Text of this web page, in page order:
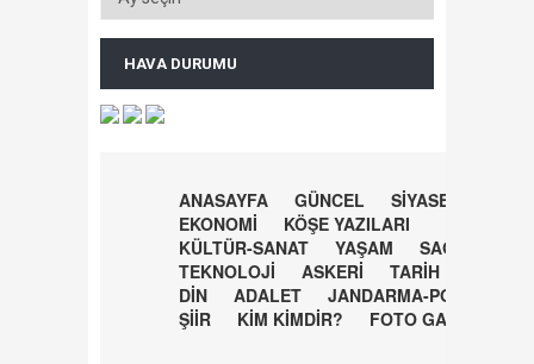
HAVA DURUMU
ANASAYFA GÜNCEL
SİYASET
EKONOMİ
KÖŞE YAZILARI
KÜLTÜR-SANAT
YAŞAM
SAĞLIK
TEKNOLOJİ
ASKERİ
TARİH
DİN
ADALET
JANDARMA-POLİS
ŞİİR
KİM KİMDİR? FOTO GALERİ